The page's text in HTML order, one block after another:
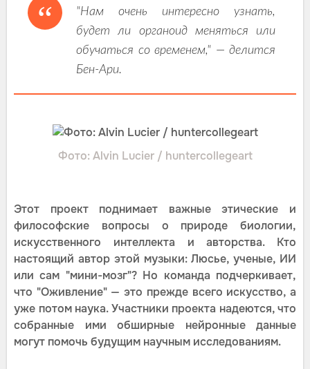
"Нам очень интересно узнать,
будет ли органоид меняться или
обучаться со временем," — делится
Бен-Ари.
Фото: Alvin Lucier / huntercollegeart
Этот проект поднимает важные этические и
философские вопросы о природе биологии,
искусственного интеллекта и авторства. Кто
настоящий автор этой музыки: Люсье, ученые, ИИ
или сам "мини-мозг"? Но команда подчеркивает,
что "Оживление" — это прежде всего искусство, а
уже потом наука. Участники проекта надеются, что
собранные ими обширные нейронные данные
могут помочь будущим научным исследованиям.